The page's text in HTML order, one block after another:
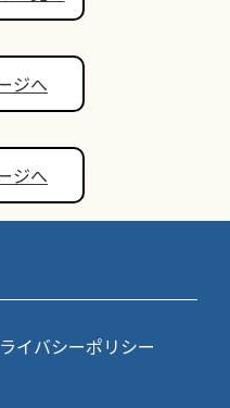
ジへ
ジへ
イバシーポリシー